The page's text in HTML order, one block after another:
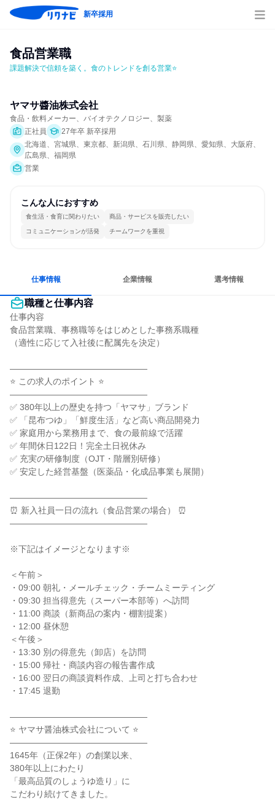
新卒採用
食品営業職
課題解決で信頼を築く。食のトレンドを創る営業⭐
ヤマサ醬油株式会社
食品・飲料メーカー、バイオテクノロジー、製薬
正社員
27年卒 新卒採用
北海道、宮城県、東京都、新潟県、石川県、静岡県、愛知県、大阪府、
広島県、福岡県
営業
こんな人におすすめ
食生活・食育に関わりたい 商品・サービスを販売したい
コミュニケーションが活発 チームワークを重視
仕事情報 企業情報 選考情報
職種と仕事内容
仕事内容
食品営業職、事務職等をはじめとした事務系職種
（適性に応じて入社後に配属先を決定）
――――――――――――――――
⭐ この求人のポイント ⭐
――――――――――――――――
✅ 380年以上の歴史を持つ「ヤマサ」ブランド
✅ 「昆布つゆ」「鮮度生活」など高い商品開発力
✅ 家庭用から業務用まで、食の最前線で活躍
✅ 年間休日122日！完全土日祝休み
✅ 充実の研修制度（OJT・階層別研修）
✅ 安定した経営基盤（医薬品・化成品事業も展開）
――――――――――――――――
⏰ 新入社員一日の流れ（食品営業の場合） ⏰
――――――――――――――――
※下記はイメージとなります※
＜午前＞
・09:00 朝礼・メールチェック・チームミーティング
・09:30 担当得意先（スーパー本部等）へ訪問
・11:00 商談（新商品の案内・棚割提案）
・12:00 昼休憩
＜午後＞
・13:30 別の得意先（卸店）を訪問
・15:00 帰社・商談内容の報告書作成
・16:00 翌日の商談資料作成、上司と打ち合わせ
・17:45 退勤
――――――――――――――――
⭐ ヤマサ醤油株式会社について ⭐
――――――――――――――――
1645年（正保2年）の創業以来、
380年以上にわたり
「最高品質のしょうゆ造り」に
こだわり続けてきました。